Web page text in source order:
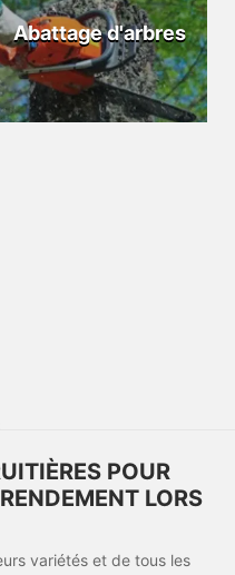
Abattage d'arbres
POUR
LORS
variétés et de tous les